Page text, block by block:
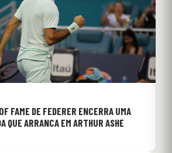
FAME DE FEDERER ENCERRA UMA
QUE ARRANCA EM ARTHUR ASHE